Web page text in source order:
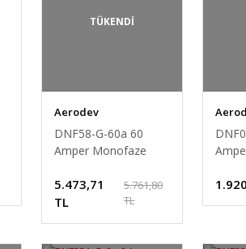
TÜKENDİ
Aerodev
DNF58-G-60a 60
Amper Monofaze
250v AC
5.473,71
TL
5.761,80
TL
250v